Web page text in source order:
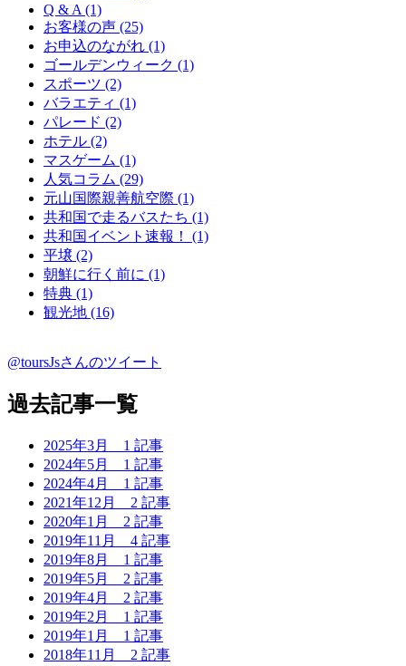
Q & A (1)
お客様の声 (25)
お申込のながれ (1)
ゴールデンウィーク (1)
スポーツ (2)
バラエティ (1)
パレード (2)
ホテル (2)
マスゲーム (1)
人気コラム (29)
元山国際親善航空際 (1)
共和国で走るバスたち (1)
共和国イベント速報！ (1)
平壌 (2)
朝鮮に行く前に (1)
特典 (1)
観光地 (16)
@toursJsさんのツイート
過去記事一覧
2025年3月 1 記事
2024年5月 1 記事
2024年4月 1 記事
2021年12月 2 記事
2020年1月 2 記事
2019年11月 4 記事
2019年8月 1 記事
2019年5月 2 記事
2019年4月 2 記事
2019年2月 1 記事
2019年1月 1 記事
2018年11月 2 記事